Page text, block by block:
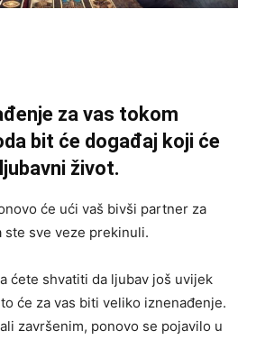
za vas tokom
bit će događaj koji će
život.
će ući vaš bivši partner za
ste sve veze prekinuli.
ćete shvatiti da ljubav još uvijek
će za vas biti veliko iznenađenje.
završenim, ponovo se pojavilo u